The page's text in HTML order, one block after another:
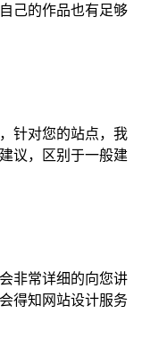
己的作品也有足够
针对您的站点，我
议，区别于一般建
非常详细的向您讲
得知网站设计服务